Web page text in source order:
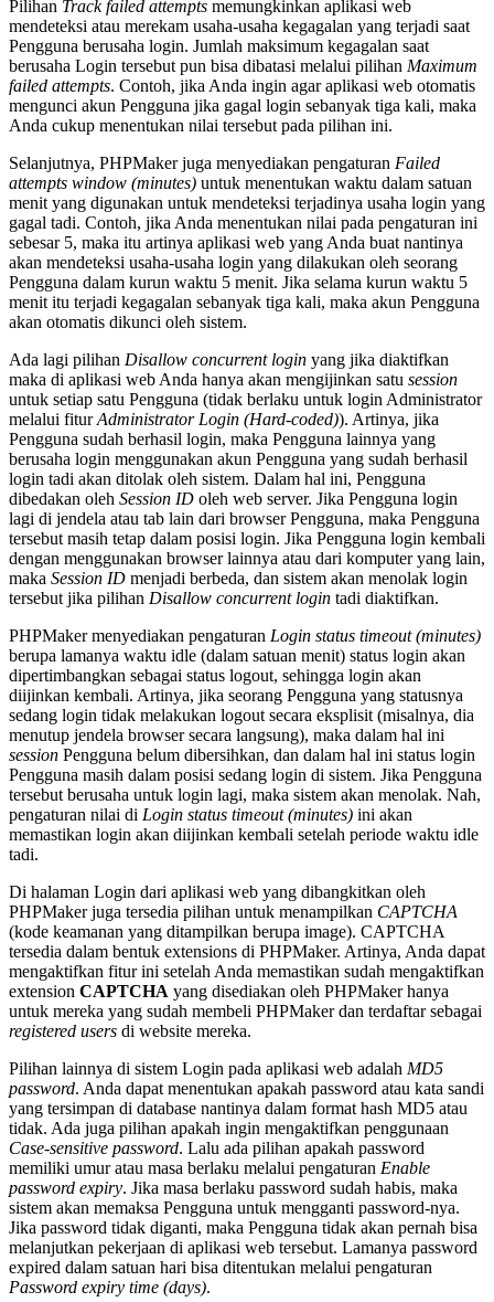
Pilihan Track failed attempts memungkinkan aplikasi web
mendeteksi atau merekam usaha-usaha kegagalan yang terjadi saat
Pengguna berusaha login. Jumlah maksimum kegagalan saat
berusaha Login tersebut pun bisa dibatasi melalui pilihan Maximum
failed attempts. Contoh, jika Anda ingin agar aplikasi web otomatis
mengunci akun Pengguna jika gagal login sebanyak tiga kali, maka
Anda cukup menentukan nilai tersebut pada pilihan ini.
Selanjutnya, PHPMaker juga menyediakan pengaturan Failed
attempts window (minutes) untuk menentukan waktu dalam satuan
menit yang digunakan untuk mendeteksi terjadinya usaha login yang
gagal tadi. Contoh, jika Anda menentukan nilai pada pengaturan ini
sebesar 5, maka itu artinya aplikasi web yang Anda buat nantinya
akan mendeteksi usaha-usaha login yang dilakukan oleh seorang
Pengguna dalam kurun waktu 5 menit. Jika selama kurun waktu 5
menit itu terjadi kegagalan sebanyak tiga kali, maka akun Pengguna
akan otomatis dikunci oleh sistem.
Ada lagi pilihan Disallow concurrent login yang jika diaktifkan
maka di aplikasi web Anda hanya akan mengijinkan satu session
untuk setiap satu Pengguna (tidak berlaku untuk login Administrator
melalui fiturAdministrator Login (Hard-coded)). Artinya, jika
Pengguna sudah berhasil login, maka Pengguna lainnya yang
berusaha login menggunakan akun Pengguna yang sudah berhasil
login tadi akan ditolak oleh sistem. Dalam hal ini, Pengguna
dibedakan oleh Session ID oleh web server. Jika Pengguna login
lagi di jendela atau tab lain dari browser Pengguna, maka Pengguna
tersebut masih tetap dalam posisi login. Jika Pengguna login kembali
dengan menggunakan browser lainnya atau dari komputer yang lain,
maka Session ID menjadi berbeda, dan sistem akan menolak login
tersebut jika pilihan Disallow concurrent login tadi diaktifkan.
PHPMaker menyediakan pengaturan Login status timeout (minutes)
berupa lamanya waktu idle (dalam satuan menit) status login akan
dipertimbangkan sebagai status logout, sehingga login akan
diijinkan kembali. Artinya, jika seorang Pengguna yang statusnya
sedang login tidak melakukan logout secara eksplisit (misalnya, dia
menutup jendela browser secara langsung), maka dalam hal ini
session Pengguna belum dibersihkan, dan dalam hal ini status login
Pengguna masih dalam posisi sedang login di sistem. Jika Pengguna
tersebut berusaha untuk login lagi, maka sistem akan menolak. Nah,
pengaturan nilai di Login status timeout (minutes) ini akan
memastikan login akan diijinkan kembali setelah periode waktu idle
tadi.
Di halaman Login dari aplikasi web yang dibangkitkan oleh
PHPMaker juga tersedia pilihan untuk menampilkan CAPTCHA
(kode keamanan yang ditampilkan berupa image). CAPTCHA
tersedia dalam bentuk extensions di PHPMaker. Artinya, Anda dapat
mengaktifkan fitur ini setelah Anda memastikan sudah mengaktifkan
extension CAPTCHA yang disediakan oleh PHPMaker hanya
untuk mereka yang sudah membeli PHPMaker dan terdaftar sebagai
registered users di website mereka.
Pilihan lainnya di sistem Login pada aplikasi web adalah MD5
password. Anda dapat menentukan apakah password atau kata sandi
yang tersimpan di database nantinya dalam format hash MD5 atau
tidak. Ada juga pilihan apakah ingin mengaktifkan penggunaan
Case-sensitive password. Lalu ada pilihan apakah password
memiliki umur atau masa berlaku melalui pengaturan Enable
password expiry. Jika masa berlaku password sudah habis, maka
sistem akan memaksa Pengguna untuk mengganti password-nya.
Jika password tidak diganti, maka Pengguna tidak akan pernah bisa
melanjutkan pekerjaan di aplikasi web tersebut. Lamanya password
expired dalam satuan hari bisa ditentukan melalui pengaturan
Password expiry time (days).